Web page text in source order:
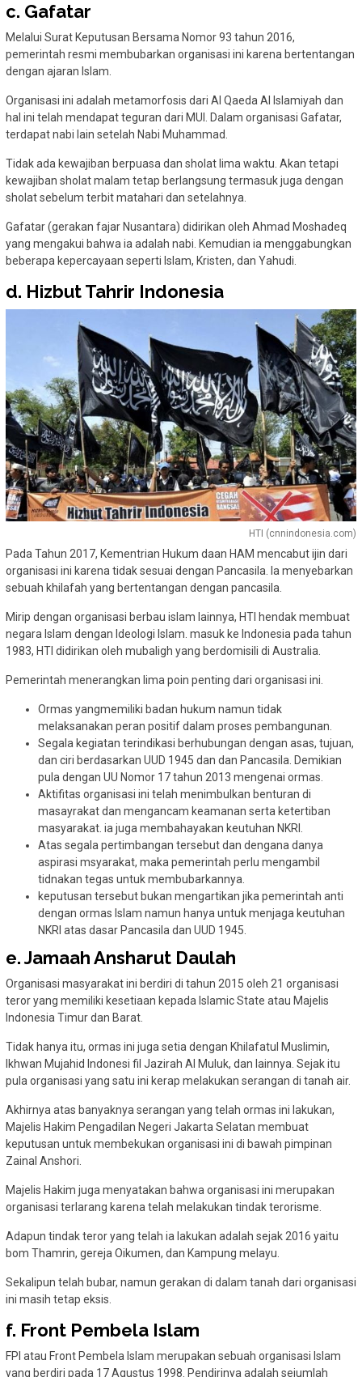
c. Gafatar
Melalui Surat Keputusan Bersama Nomor 93 tahun 2016,
pemerintah resmi membubarkan organisasi ini karena bertentangan
dengan ajaran Islam.
Organisasi ini adalah metamorfosis dari Al Qaeda Al Islamiyah dan
hal ini telah mendapat teguran dari MUI. Dalam organisasi Gafatar,
terdapat nabi lain setelah Nabi Muhammad.
Tidak ada kewajiban berpuasa dan sholat lima waktu. Akan tetapi
kewajiban sholat malam tetap berlangsung termasuk juga dengan
sholat sebelum terbit matahari dan setelahnya.
Gafatar (gerakan fajar Nusantara) didirikan oleh Ahmad Moshadeq
yang mengakui bahwa ia adalah nabi. Kemudian ia menggabungkan
beberapa kepercayaan seperti Islam, Kristen, dan Yahudi.
d. Hizbut Tahrir Indonesia
HTI (cnnindonesia.com)
Pada Tahun 2017, Kementrian Hukum daan HAM mencabut ijin dari
organisasi ini karena tidak sesuai dengan Pancasila. Ia menyebarkan
sebuah khilafah yang bertentangan dengan pancasila.
Mirip dengan organisasi berbau islam lainnya, HTI hendak membuat
negara Islam dengan Ideologi Islam. masuk ke Indonesia pada tahun
1983, HTI didirikan oleh mubaligh yang berdomisili di Australia.
Pemerintah menerangkan lima poin penting dari organisasi ini.
Ormas yangmemiliki badan hukum namun tidak
melaksanakan peran positif dalam proses pembangunan.
Segala kegiatan terindikasi berhubungan dengan asas, tujuan,
dan ciri berdasarkan UUD 1945 dan dan Pancasila. Demikian
pula dengan UU Nomor 17 tahun 2013 mengenai ormas.
Aktifitas organisasi ini telah menimbulkan benturan di
masayrakat dan mengancam keamanan serta ketertiban
masyarakat. ia juga membahayakan keutuhan NKRI.
Atas segala pertimbangan tersebut dan dengana danya
aspirasi msyarakat, maka pemerintah perlu mengambil
tidnakan tegas untuk membubarkannya.
keputusan tersebut bukan mengartikan jika pemerintah anti
dengan ormas Islam namun hanya untuk menjaga keutuhan
NKRI atas dasar Pancasila dan UUD 1945.
e. Jamaah Ansharut Daulah
Organisasi masyarakat ini berdiri di tahun 2015 oleh 21 organisasi
teror yang memiliki kesetiaan kepada Islamic State atau Majelis
Indonesia Timur dan Barat.
Tidak hanya itu, ormas ini juga setia dengan Khilafatul Muslimin,
Ikhwan Mujahid Indonesi fil Jazirah Al Muluk, dan lainnya. Sejak itu
pula organisasi yang satu ini kerap melakukan serangan di tanah air.
Akhirnya atas banyaknya serangan yang telah ormas ini lakukan,
Majelis Hakim Pengadilan Negeri Jakarta Selatan membuat
keputusan untuk membekukan organisasi ini di bawah pimpinan
Zainal Anshori.
Majelis Hakim juga menyatakan bahwa organisasi ini merupakan
organisasi terlarang karena telah melakukan tindak terorisme.
Adapun tindak teror yang telah ia lakukan adalah sejak 2016 yaitu
bom Thamrin, gereja Oikumen, dan Kampung melayu.
Sekalipun telah bubar, namun gerakan di dalam tanah dari organisasi
ini masih tetap eksis.
f. Front Pembela Islam
FPI atau Front Pembela Islam merupakan sebuah organisasi Islam
yang berdiri pada 17 Agustus 1998. Pendirinya adalah sejumlah